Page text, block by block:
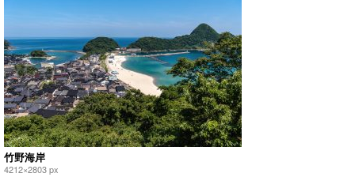
竹野海岸
4212×2803 px